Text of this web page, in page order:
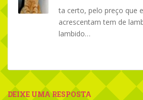
ta certo, pelo preço que
acrescentam tem de
lambido…
DEIXE UMA RESPOSTA